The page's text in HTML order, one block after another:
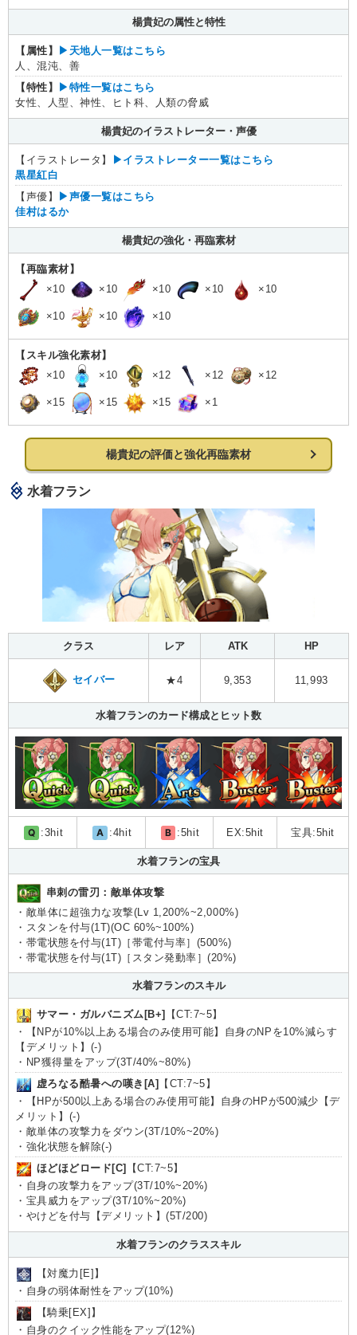
楊貴妃の属性と特性
【属性】
▶︎天地人一覧はこちら
人、混沌、善
【特性】
▶︎特性一覧はこちら
女性、人型、神性、ヒト科、人類の脅威
楊貴妃のイラストレーター・声優
【イラストレータ】
▶︎イラストレーター一覧はこちら
黒星紅白
【声優】
▶︎声優一覧はこちら
佳村はるか
楊貴妃の強化・再臨素材
【再臨素材】
×10
×10 ×10 ×10 ×10
×10 ×10 ×10
【スキル強化素材】
×10
×10 ×12 ×12 ×12
×15 ×15 ×15 ×1
楊貴妃の評価と強化再臨素材
水着フラン
クラス レア ATK HP
セイバー ★4 9,353 11,993
水着フランのカード構成とヒット数
Q :3hit A :4hit B :5hit EX:5hit 宝具:5hit
水着フランの宝具
串刺の雷刃：敵単体攻撃
・敵単体に超強力な攻撃(Lv 1,200%~2,000%)
・スタンを付与(1T)(OC 60%~100%)
・帯電状態を付与(1T)［帯電付与率］(500%)
・帯電状態を付与(1T)［スタン発動率］(20%)
水着フランのスキル
サマー・ガルバニズム[B+]
【CT:7~5】
・【NPが10%以上ある場合のみ使用可能】自身のNPを10%減らす
【デメリット】(-)
・NP獲得量をアップ(3T/40%~80%)
虚ろなる酷暑への嘆き[A]
【CT:7~5】
・【HPが500以上ある場合のみ使用可能】自身のHPが500減少【デ
メリット】(-)
・敵単体の攻撃力をダウン(3T/10%~20%)
・強化状態を解除(-)
ほどほどロード[C]
【CT:7~5】
・自身の攻撃力をアップ(3T/10%~20%)
・宝具威力をアップ(3T/10%~20%)
・やけどを付与【デメリット】(5T/200)
水着フランのクラススキル
【対魔力[E]】
・自身の弱体耐性をアップ(10%)
【騎乗[EX]】
・自身のクイック性能をアップ(12%)